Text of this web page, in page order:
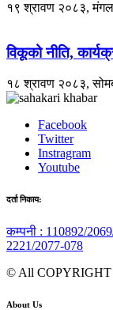
१९ श्रावण २०८३,
विकूको नीति,
१८ श्रावण २०८३,
Facebook
Twitter
Instragram
Youtube
दर्ता निकाय:
कम्पनी : 110892/
2221/2077-078
© All
About Us